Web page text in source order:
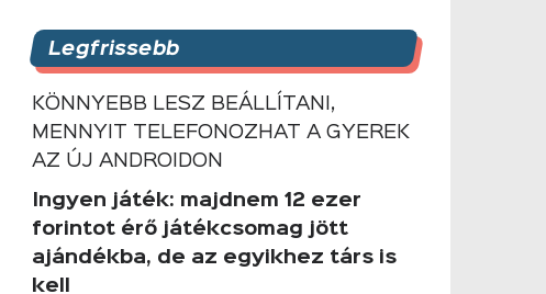
Legfrissebb
KÖNNYEBB LESZ BEÁLLÍTANI,
MENNYIT TELEFONOZHAT A GYEREK
AZ ÚJ ANDROIDON
Ingyen játék: majdnem 12 ezer
forintot érő játékcsomag jött
ajándékba, de az egyikhez társ is
kell